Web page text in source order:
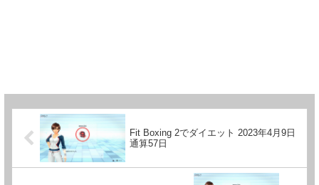
Fit Boxing 2でダイエット 2023年4月9日
通算57日